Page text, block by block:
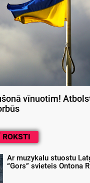
vīnuotim!
Ar muzykalu stuostu
“Gors” svieteis Ontona